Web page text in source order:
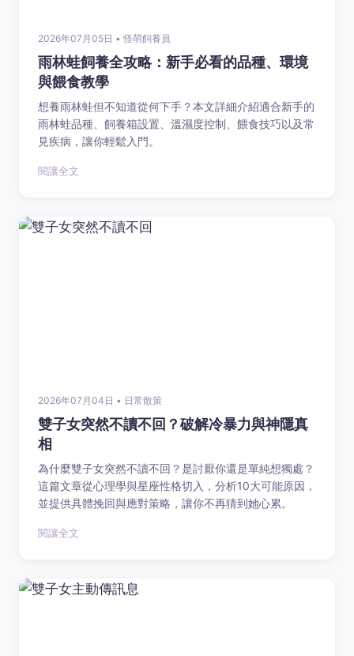
2026年07月05日 • 怪萌飼養員
雨林蛙飼養全攻略：新手必看的品種、環境
與餵食教學
想養雨林蛙但不知道從何下手？本文詳細介紹適合新手的
雨林蛙品種、飼養箱設置、溫濕度控制、餵食技巧以及常
見疾病，讓你輕鬆入門。
閱讓全文
2026年07月04日 • 日常散策
雙子女突然不讀不回？破解冷暴力與神隱真
相
為什麼雙子女突然不讀不回？是討厭你還是單純想獨處？
這篇文章從心理學與星座性格切入，分析10大可能原因，
並提供具體挽回與應對策略，讓你不再猜到她心累。
閱讓全文